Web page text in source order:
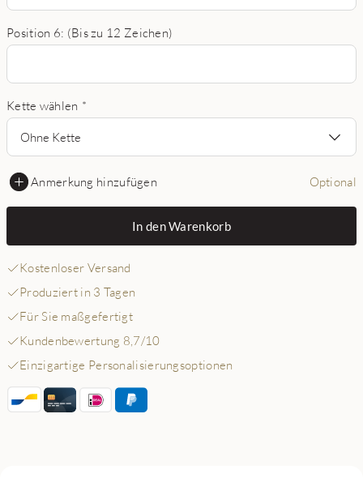
Position 6: (Bis zu 12 Zeichen)
Kette wählen *
Ohne Kette
Anmerkung hinzufügen Optional
In den Warenkorb
Kostenloser Versand
Produziert in 3 Tagen
Für Sie maßgefertigt
Kundenbewertung 8,7/10
Einzigartige Personalisierungsoptionen